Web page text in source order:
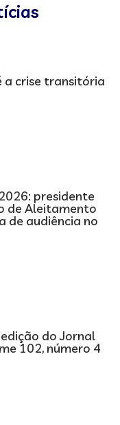
a crise transitória
presidente
de Aleitamento
de audiência no
do Jornal
102, número 4